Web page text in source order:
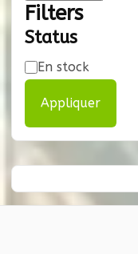
Filters
Status
Disponibilité
En stock
Appliquer